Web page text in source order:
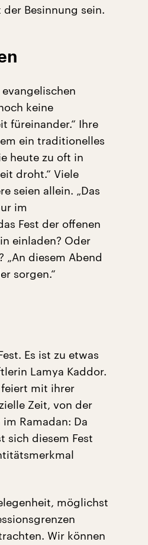
Besinnung sein.
keine
füreinander.“ Ihre
ein traditionelles
heute zu oft in
droht.“ Viele
seien allein. „Das
im
Fest der offenen
einladen? Oder
„An diesem Abend
sorgen.“
Es ist zu etwas
Lamya Kaddor.
mit ihrer
Zeit, von der
Ramadan: Da
sich diesem Fest
möglichst
Wir können